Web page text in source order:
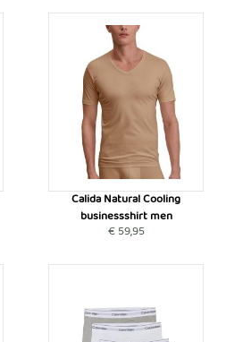
Calida Natural Cooling
businessshirt men
€ 59,95